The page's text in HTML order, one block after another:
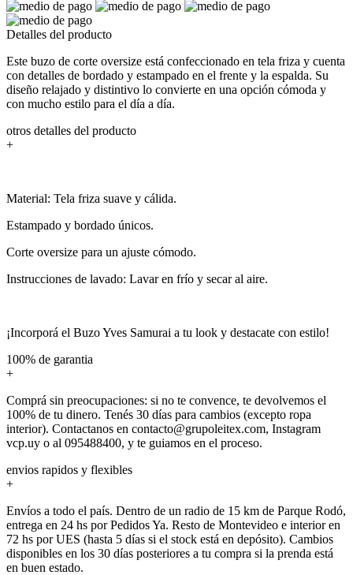
Detalles del producto
Este buzo de corte oversize está confeccionado en tela friza y cuenta
con detalles de bordado y estampado en el frente y la espalda. Su
diseño relajado y distintivo lo convierte en una opción cómoda y
con mucho estilo para el día a día.
otros detalles del producto
+
Material: Tela friza suave y cálida.
Estampado y bordado únicos.
Corte oversize para un ajuste cómodo.
Instrucciones de lavado: Lavar en frío y secar al aire.
¡Incorporá el Buzo Yves Samurai a tu look y destacate con estilo!
100% de garantia
+
Comprá sin preocupaciones: si no te convence, te devolvemos el
100% de tu dinero. Tenés 30 días para cambios (excepto ropa
interior). Contactanos en contacto@grupoleitex.com, Instagram
vcp.uy o al 095488400, y te guiamos en el proceso.
envios rapidos y flexibles
+
Envíos a todo el país. Dentro de un radio de 15 km de Parque Rodó,
entrega en 24 hs por Pedidos Ya. Resto de Montevideo e interior en
72 hs por UES (hasta 5 días si el stock está en depósito). Cambios
disponibles en los 30 días posteriores a tu compra si la prenda está
en buen estado.